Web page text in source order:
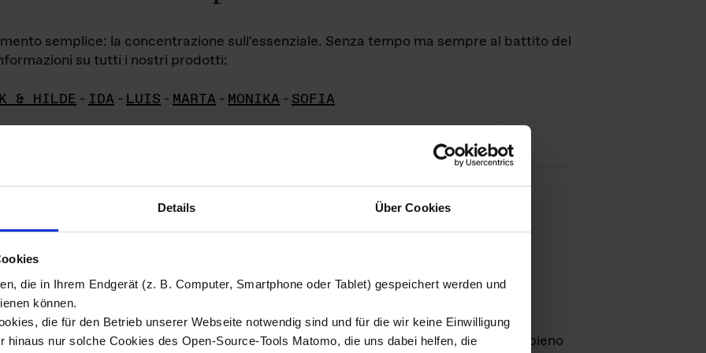
Details Über Cookies
die in Ihrem Endgerät (z. B. Computer, Smartphone oder Tablet) gespeichert werden und
können.
die für den Betrieb unserer Webseite notwendig sind und für die wir keine Einwilligung
hinaus nur solche Cookies des Open-Source-Tools Matomo, die uns dabei helfen, die
semplice: la concentrazione sull'essenziale. Senza tempo ma sempre al battito del
su tutti i nostri prodotti:
& HILDE - IDA - LUIS - MARTA - MONIKA - SOFIA
di immagini
materiale fotografico sono detenuti daDas ganze LebenGmbH e rimangono in pieno